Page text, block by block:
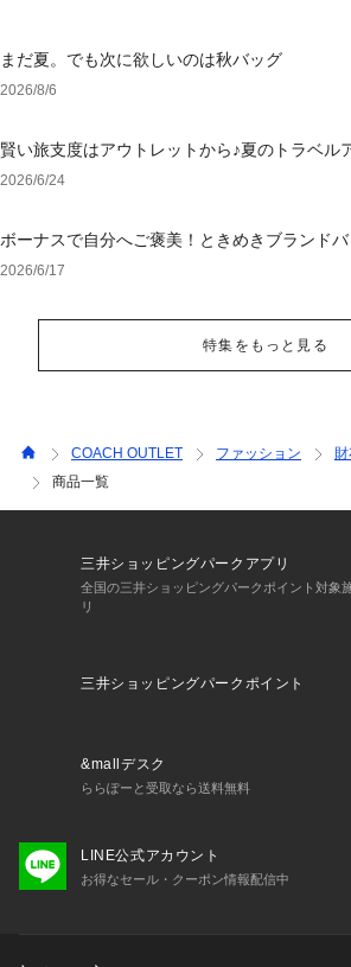
まだ夏。でも次に欲しいのは秋バッグ
2026/8/6
賢い旅支度はアウトレットから♪夏のトラベル
2026/6/24
ボーナスで自分へご褒美！ときめきブランド
2026/6/17
特集をもっと見る
COACH OUTLET ファッション 財
商品一覧
三井ショッピングパークアプリ
全国の三井ショッピングパークポイント対象
リ
三井ショッピングパークポイント
&mallデスク
ららぽーと受取なら送料無料
LINE公式アカウント
お得なセール・クーポン情報配信中